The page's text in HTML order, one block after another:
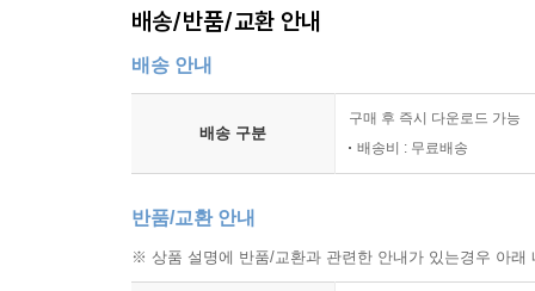
배송/반품/교환 안내
배송 안내
배송 구분
구매 후 즉시 다운로드 가능
배송비 : 무료배송
반품/교환 안내
※ 상품 설명에 반품/교환과 관련한 안내가 있는경우 아